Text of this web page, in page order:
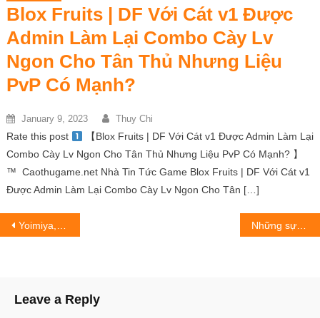
Blox Fruits | DF Với Cát v1 Được
Admin Làm Lại Combo Cày Lv
Ngon Cho Tân Thủ Nhưng Liệu
PvP Có Mạnh?
January 9, 2023 Thuy Chi
Rate this post
【Blox Fruits | DF Với Cát v1 Được Admin Làm Lại
Combo Cày Lv Ngon Cho Tân Thủ Nhưng Liệu PvP Có Mạnh? 】
™ Caothugame.net Nhà Tin Tức Game Blox Fruits | DF Với Cát v1
Được Admin Làm Lại Combo Cày Lv Ngon Cho Tân […]
Post
Yoimiya, Yae Miko và Childe quay trở lại ở 3.2 Những sự thật về “ông hoàng nhạc Việt” Đàm Vĩnh Hưng bạn chưa biết
Leave a Reply